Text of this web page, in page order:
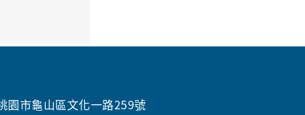
市龜山區文化一路259號